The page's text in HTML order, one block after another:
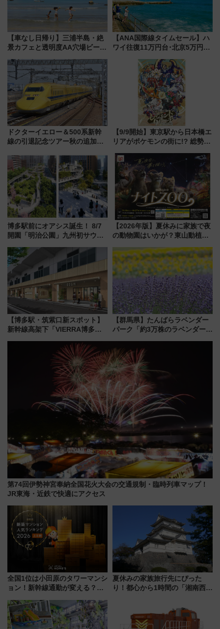
【車なし日帰り】三浦半島・絶
景カフェと透明度AA穴場ビーチ
用してストレスフリー旅へ行こ
う！
【ANA国際線タイムセール】ハ
ワイ往復11万円台･北京5万円台
来春のGW旅行まで狙える激ア
ツ路線まとめ（8/10まで）
ドクターイエロー＆500系新幹
線の引退記念ツアー秋の追加企
ホテル情報まとめ
【9/9開始】東京駅から日本橋エ
リアがポケモンの街に!? 総勢
リサーチ」本格謎解き・グッズ
情報まとめ
博多駅前にオアシス誕生！ 8/7
開園「明治公園」九州初サウナ
品グルメ登場で駅前の過ごし方
はどう変わる？
【2026年版】夏休みに家族で夜
の動物園はいかが？東山動植物
ZOO」開催情報
【博多駅・筑紫口新スポット】
新幹線高架下「VIERRA博多テ
など注目の全6店舗 「博多活憩
【群馬県】たんばらラベンダー
パーク「約3万株のラベンダー」
で都心から約1時間半で夏の絶景
を！
第74回伊勢神宮奉納全国花火大会の交通規制・臨時列車マップ！
JR東海・近鉄で快適にアクセス
全国1位は小田原のタワーマンシ
ョン！新幹線通勤が変える？
【新築マンション人気ランキン
グ】
夏休みの家族旅行先にぴった
り！都心から1時間の「湘南西エ
島とは異なる魅力を持つ今夏の
注目スポット